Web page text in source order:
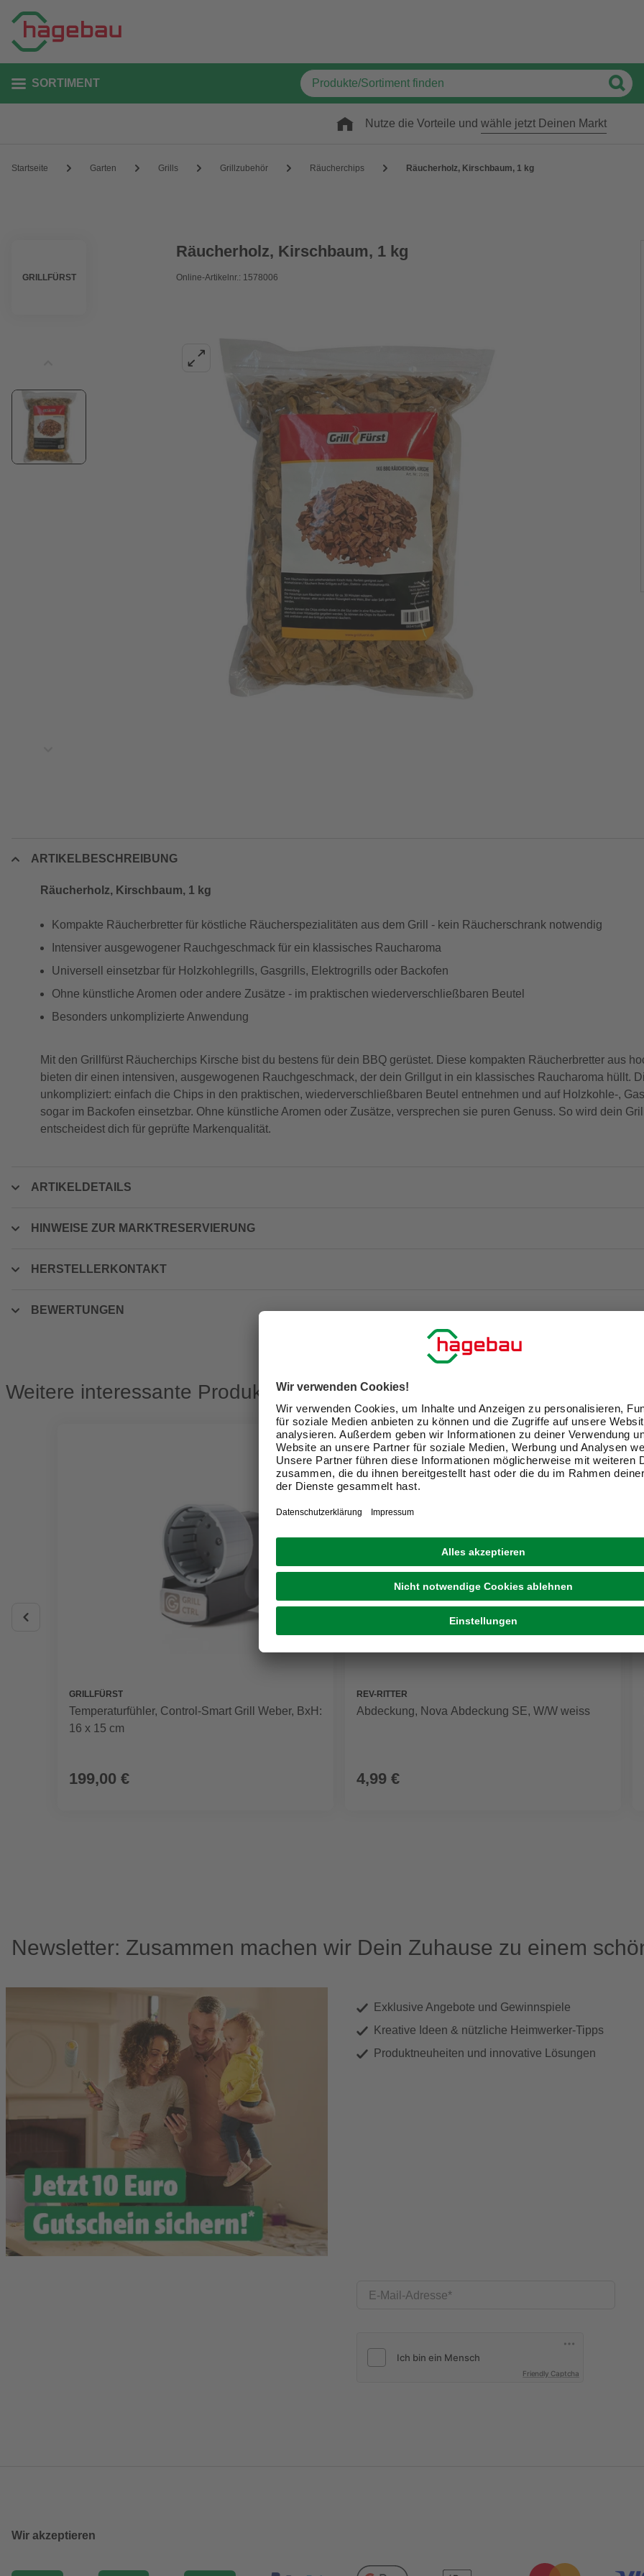
SORTIMENT
Nutze die Vorteile und wähle jetzt Deinen Markt
Startseite Garten Grills Grillzubehör Räucherchips Räucherholz, Kirschbaum, 1 kg
GRILLFÜRST
Räucherholz, Kirschbaum, 1 kg
Online-Artikelnr.: 1578006
ARTIKELBESCHREIBUNG
Räucherholz, Kirschbaum, 1 kg
Kompakte Räucherbretter für köstliche Räucherspezialitäten aus dem Grill - kein Räucherschrank notwendig
Intensiver ausgewogener Rauchgeschmack für ein klassisches Raucharoma
Universell einsetzbar für Holzkohlegrills, Gasgrills, Elektrogrills oder Backofen
Ohne künstliche Aromen oder andere Zusätze - im praktischen wiederverschließbaren Beutel
Besonders unkomplizierte Anwendung
Mit den Grillfürst Räucherchips Kirsche bist du bestens für dein BBQ gerüstet. Diese kompakten Räucherbretter aus
bieten dir einen intensiven, ausgewogenen Rauchgeschmack, der dein Grillgut in ein klassisches Raucharoma hüllt.
unkompliziert: einfach die Chips in den praktischen, wiederverschließbaren Beutel entnehmen und auf Holzkohle-,
sogar im Backofen einsetzbar. Ohne künstliche Aromen oder Zusätze, versprechen sie puren Genuss. So wird dein
entscheidest dich für geprüfte Markenqualität.
ARTIKELDETAILS
HINWEISE ZUR MARKTRESERVIERUNG
HERSTELLERKONTAKT
BEWERTUNGEN
Weitere interessante Produkte
GRILLFÜRST
Temperaturfühler, Control-Smart Grill Weber, BxH:
16 x 15 cm
199,00 €
REV-RITTER
Abdeckung, Nova Abdeckung SE, W/W weiss
4,99 €
Newsletter: Zusammen machen wir Dein Zuhause zu einem
Exklusive Angebote und Gewinnspiele
Kreative Ideen & nützliche Heimwerker-Tipps
Produktneuheiten und innovative Lösungen
E-Mail-Adresse
Friendly Captcha
Wir akzeptieren